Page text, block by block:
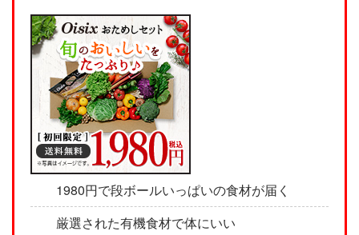
1980円で段ボールいっぱいの食材が届く
厳選された有機食材で体にいい